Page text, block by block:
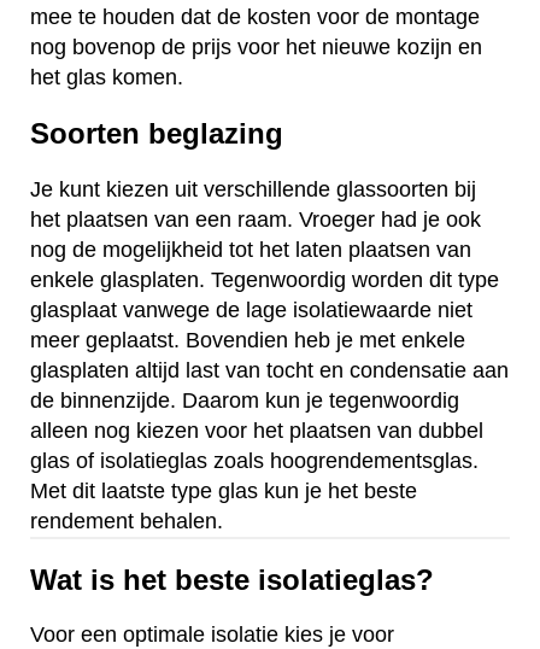
mee te houden dat de kosten voor de montage
nog bovenop de prijs voor het nieuwe kozijn en
het glas komen.
Soorten beglazing
Je kunt kiezen uit verschillende glassoorten bij
het plaatsen van een raam. Vroeger had je ook
nog de mogelijkheid tot het laten plaatsen van
enkele glasplaten. Tegenwoordig worden dit type
glasplaat vanwege de lage isolatiewaarde niet
meer geplaatst. Bovendien heb je met enkele
glasplaten altijd last van tocht en condensatie aan
de binnenzijde. Daarom kun je tegenwoordig
alleen nog kiezen voor het plaatsen van dubbel
glas of isolatieglas zoals hoogrendementsglas.
Met dit laatste type glas kun je het beste
rendement behalen.
Wat is het beste isolatieglas?
Voor een optimale isolatie kies je voor